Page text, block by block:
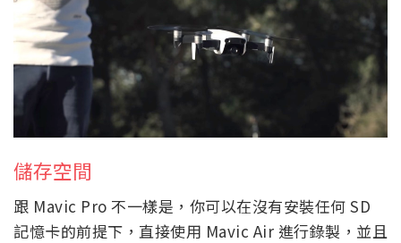
儲存空間
跟 Mavic Pro 不一樣是，你可以在沒有安裝任何 SD
記憶卡的前提下，直接使用 Mavic Air 進行錄製，並且